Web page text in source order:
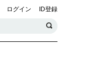
ログイン ID登録